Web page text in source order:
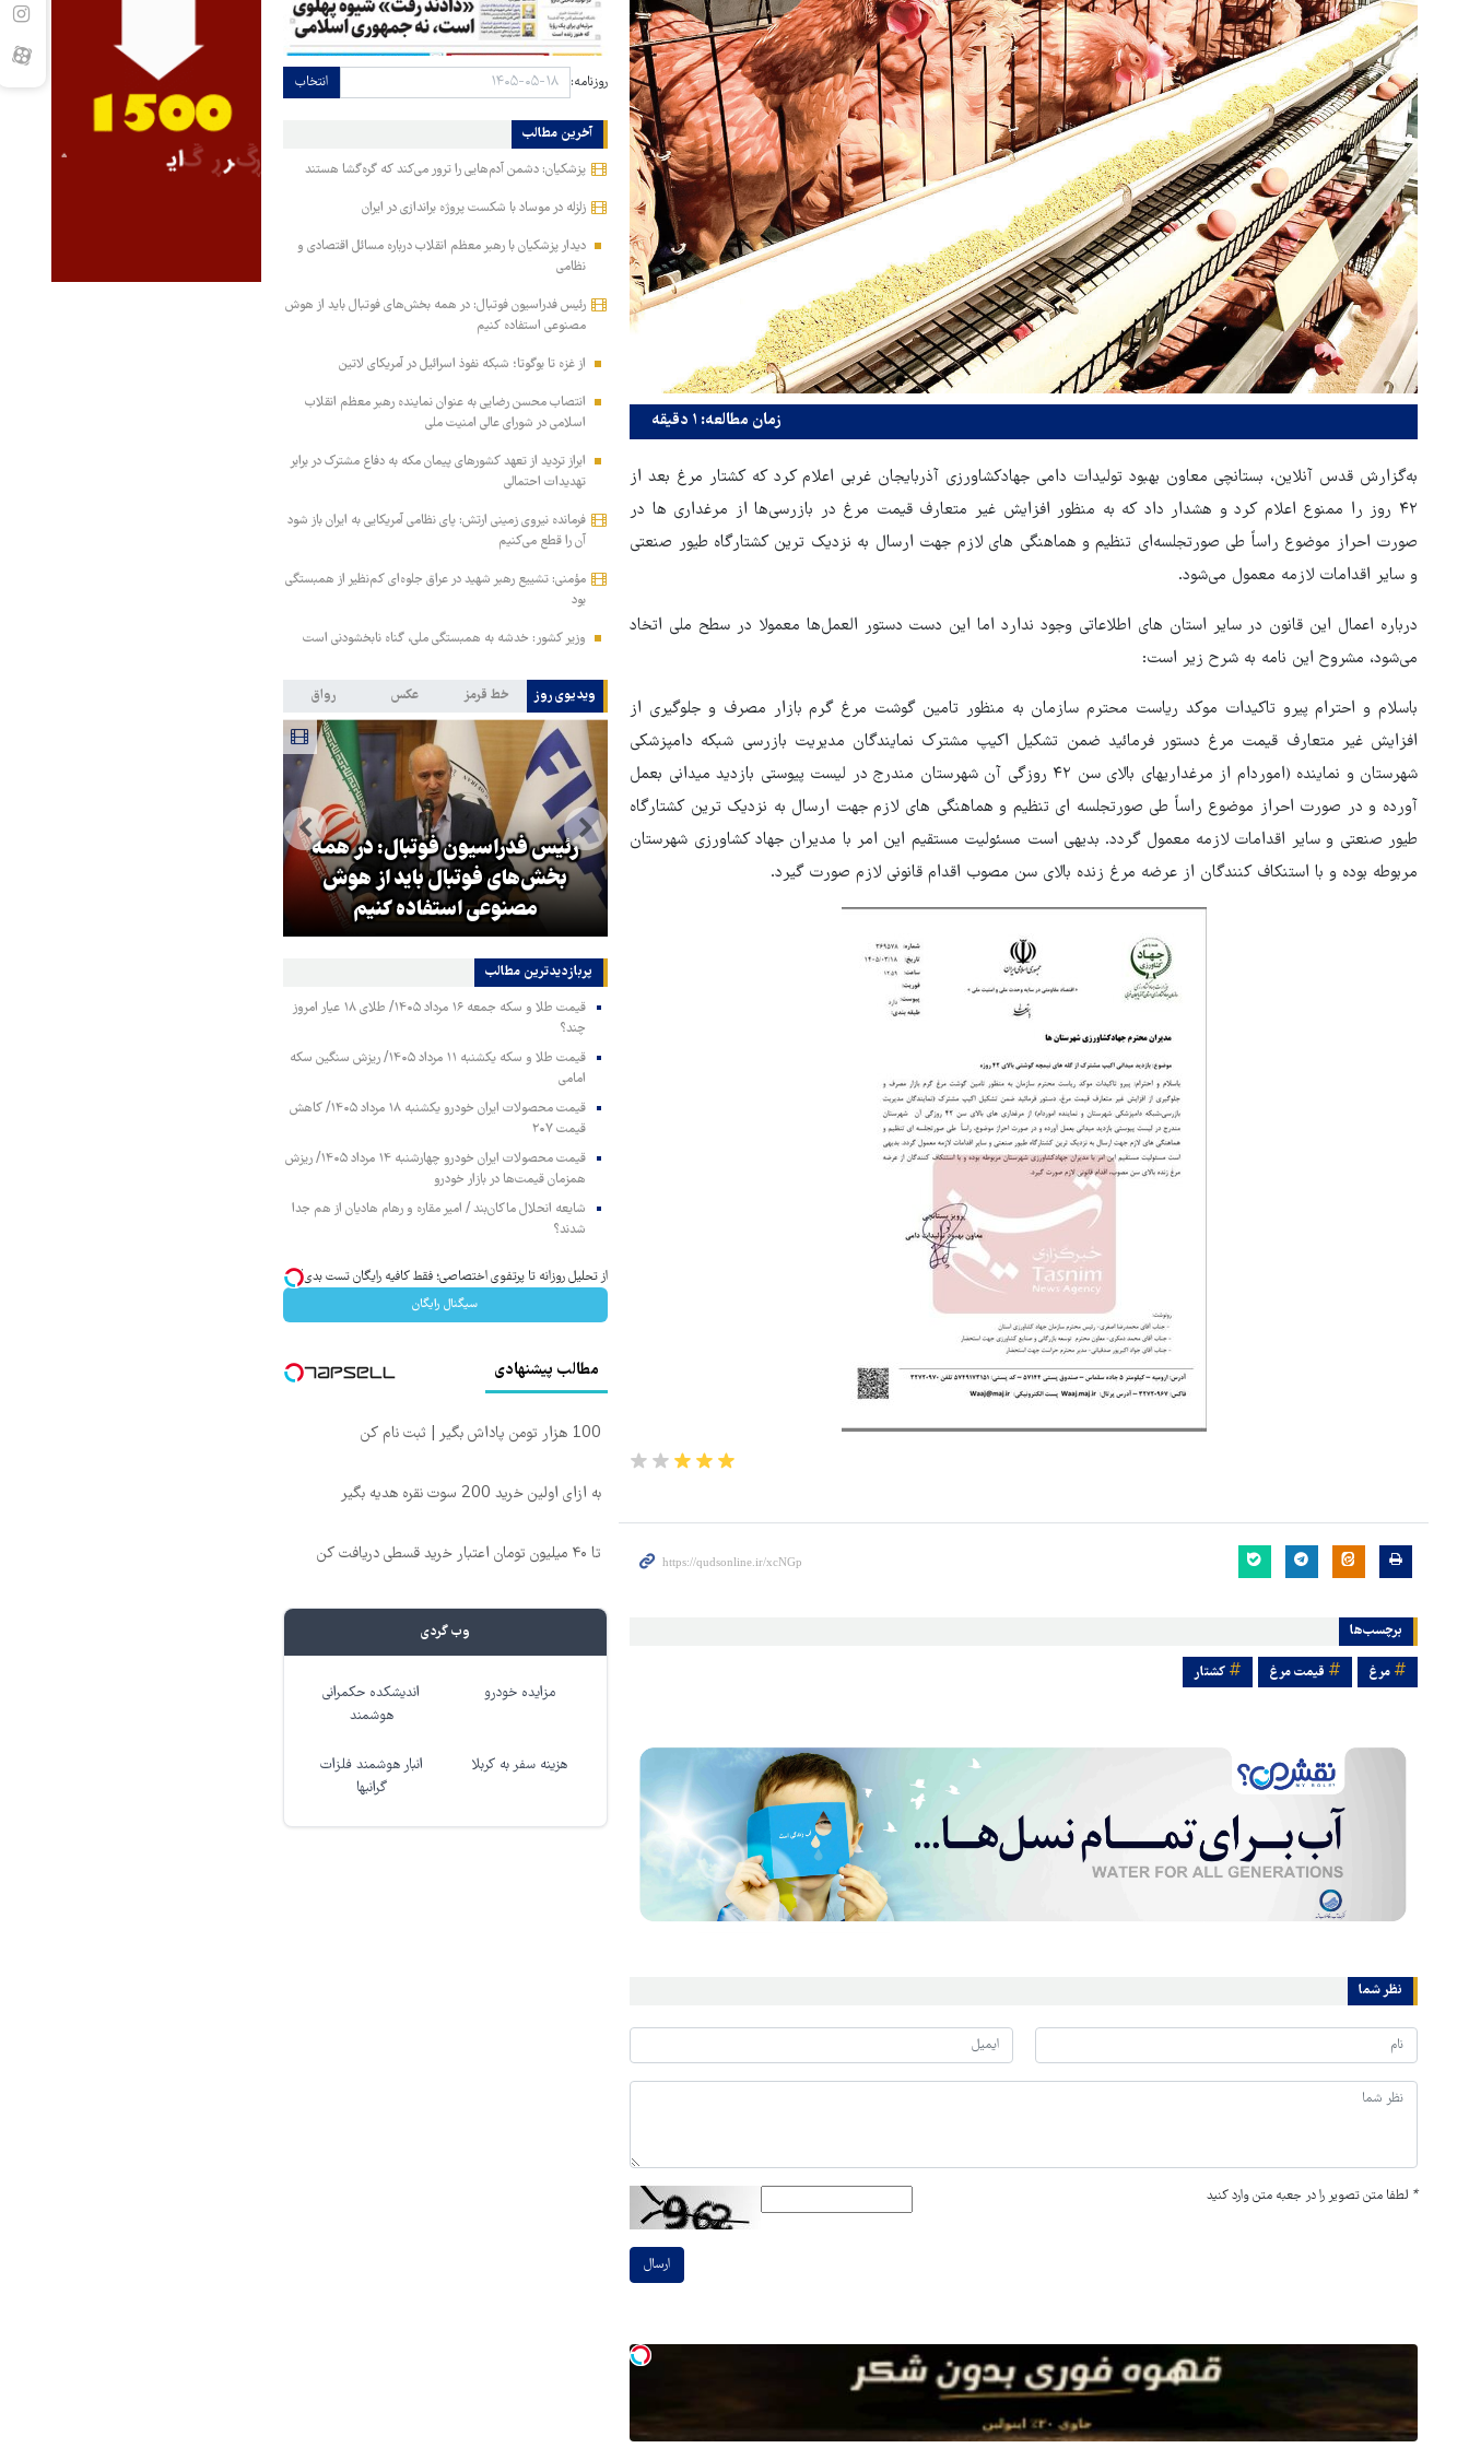
زمان مطالعه: ۱ دقیقه
به‌گزارش قدس آنلاین، بستانچی معاون بهبود تولیدات دامی جهادکشاورزی آذربایجان غربی اعلام کرد که کشتار مرغ بعد از
۴۲ روز را ممنوع اعلام کرد و هشدار داد که به منظور افزایش غیر متعارف قیمت مرغ در بازرسی‌ها از مرغداری ها در
صورت احراز موضوع راساً طی صورتجلسه‌ای تنظیم و هماهنگی های لازم جهت ارسال به نزدیک ترین کشتارگاه طیور صنعتی
و سایر اقدامات لازمه معمول می‌شود.
درباره اعمال این قانون در سایر استان های اطلاعاتی وجود ندارد اما این دست دستور العمل‌ها معمولا در سطح ملی اتخاد
می‌شود، مشروح این نامه به شرح زیر است:
باسلام و احترام پیرو تاکیدات موکد ریاست محترم سازمان به منظور تامین گوشت مرغ گرم بازار مصرف و جلوگیری از
افزایش غیر متعارف قیمت مرغ دستور فرمائید ضمن تشکیل اکیپ مشترک نمایندگان مدیریت بازرسی شبکه دامپزشکی
شهرستان و نماینده (اموردام از مرغداریهای بالای سن ۴۲ روزگی آن شهرستان مندرج در لیست پیوستی بازدید میدانی بعمل
آورده و در صورت احراز موضوع راساً طی صورتجلسه ای تنظیم و هماهنگی های لازم جهت ارسال به نزدیک ترین کشتارگاه
طیور صنعتی و سایر اقدامات لازمه معمول گردد. بدیهی است مسئولیت مستقیم این امر با مدیران جهاد کشاورزی شهرستان
مربوطه بوده و با استنکاف کنندگان از عرضه مرغ زنده بالای سن مصوب اقدام قانونی لازم صورت گیرد.
برچسب‌ها
مرغ قیمت مرغ کشتار
نظر شما
* لطفا متن تصویر را در جعبه متن وارد کنید
ارسال
روزنامه: انتخاب
آخرین مطالب
پزشکیان: دشمن آدم‌هایی را ترور می‌کند که گره‌گشا هستند
زلزله در موساد با شکست پروژه براندازی در ایران
دیدار پزشکیان با رهبر معظم انقلاب درباره مسائل اقتصادی و
نظامی
رئیس فدراسیون فوتبال: در همه بخش‌های فوتبال باید از هوش
مصنوعی استفاده کنیم
از غزه تا بوگوتا؛ شبکه نفوذ اسرائیل در آمریکای لاتین
انتصاب محسن رضایی به عنوان نماینده رهبر معظم انقلاب
اسلامی در شورای عالی امنیت ملی
ابراز تردید از تعهد کشورهای پیمان مکه به دفاع مشترک در برابر
تهدیدات احتمالی
فرمانده نیروی زمینی ارتش: پای نظامی آمریکایی به ایران باز شود
آن را قطع می‌کنیم
مؤمنی: تشییع رهبر شهید در عراق جلوه‌ای کم‌نظیر از همبستگی
بود
وزیر کشور: خدشه به همبستگی ملی، گناه نابخشودنی است
ویدیوی روز خط قرمز عکس رواق
فوتبال: در همه
باید از هوش
پزشکیان: دشمن آدم‌هایی را ترور
می‌کند که گره‌گشا هستند
زلزله در موساد با شکست پروژه
رئیس فدراسیون فوتبال: در همه
بخش‌های فوتبال باید از هوش
مصنوعی استفاده کنیم
پربازدیدترین‌ مطالب
قیمت طلا و سکه جمعه ۱۶ مرداد ۱۴۰۵/ طلای ۱۸ عیار امروز
چند؟
قیمت طلا و سکه یکشنبه ۱۱ مرداد ۱۴۰۵/ ریزش سنگین سکه
امامی
قیمت محصولات ایران خودرو یکشنبه ۱۸ مرداد ۱۴۰۵/ کاهش
قیمت ۲۰۷
قیمت محصولات ایران خودرو چهارشنبه ۱۴ مرداد ۱۴۰۵/ ریزش
همزمان قیمت‌ها در بازار خودرو
شایعه انحلال ماکان‌بند / امیر مقاره و رهام هادیان از هم جدا
شدند؟
از تحلیل روزانه تا پرتفوی اختصاصی؛ فقط کافیه رایگان تست بدی!
سیگنال رایگان
مطالب پیشنهادی
100 هزار تومن پاداش بگیر | ثبت نام کن
به ازای اولین خرید 200 سوت نقره هدیه بگیر
تا ۴۰ میلیون تومان اعتبار خرید قسطی دریافت کن
وب گردی
مزایده خودرو
اندیشکده حکمرانی
هوشمند
هزینه سفر به کربلا
انبار هوشمند فلزات
گرانبها